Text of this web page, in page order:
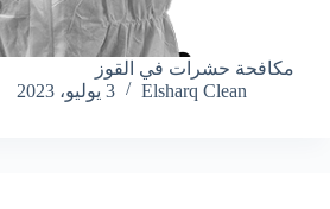
مكافحة حشرات في القوز
Elsharq Clean
3 يوليو، 2023